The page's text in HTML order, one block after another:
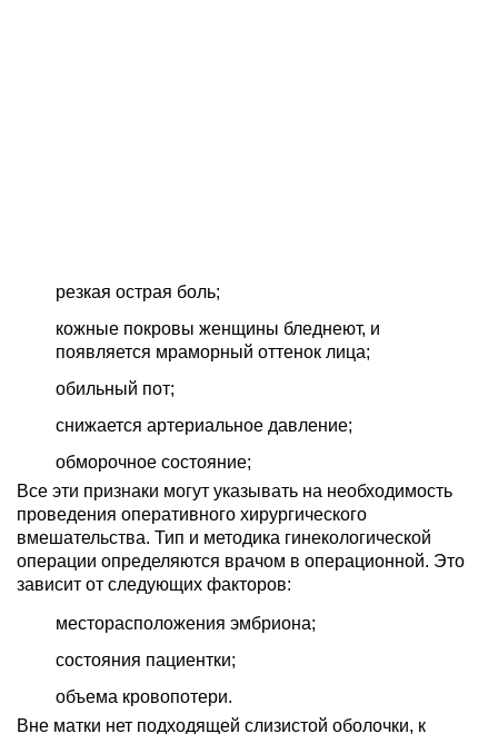
резкая острая боль;
кожные покровы женщины бледнеют, и
появляется мраморный оттенок лица;
обильный пот;
снижается артериальное давление;
обморочное состояние;
Все эти признаки могут указывать на необходимость
проведения оперативного хирургического
вмешательства. Тип и методика гинекологической
операции определяются врачом в операционной. Это
зависит от следующих факторов:
месторасположения эмбриона;
состояния пациентки;
объема кровопотери.
Вне матки нет подходящей слизистой оболочки, к